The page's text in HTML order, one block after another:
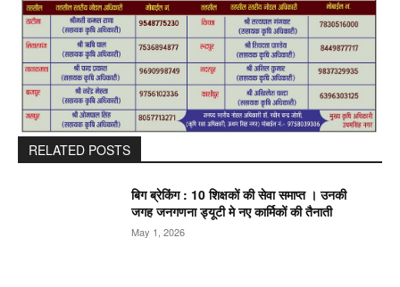
RELATED POSTS
बिग ब्रेकिंग : 10 शिक्षकों की सेवा समाप्त । उनकी
जगह जनगणना ड्यूटी मे नए कार्मिकों की तैनाती
May 1, 2026